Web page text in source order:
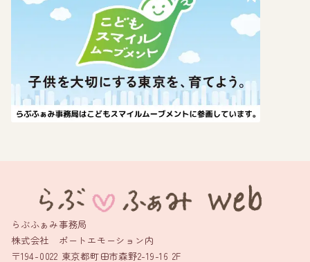
らぶふぁみ事務局
株式会社 ポートエモーション内
〒194-0022 東京都町田市森野2-19-16 2F